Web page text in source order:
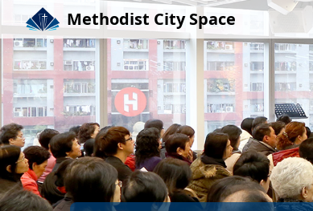
Methodist City Space